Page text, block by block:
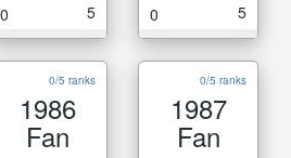
0 5 0 5
0/5 ranks
1986
Fan
0/5 ranks
1987
Fan